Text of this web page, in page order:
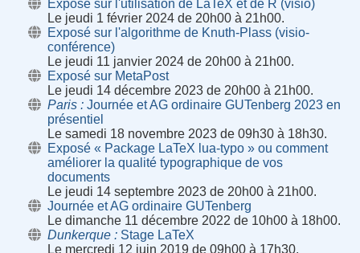
Exposé sur l'utilisation de LaTeX et de R (visio)
Le jeudi 1 février 2024 de 20h00 à 21h00.
Exposé sur l'algorithme de Knuth-Plass (visio-
conférence)
Le jeudi 11 janvier 2024 de 20h00 à 21h00.
Exposé sur MetaPost
Le jeudi 14 décembre 2023 de 20h00 à 21h00.
Paris
Journée et AG ordinaire GUTenberg 2023 en
présentiel
Le samedi 18 novembre 2023 de 09h30 à 18h30.
Exposé « Package LaTeX lua-typo » ou comment
améliorer la qualité typographique de vos
documents
Le jeudi 14 septembre 2023 de 20h00 à 21h00.
Journée et AG ordinaire GUTenberg
Le dimanche 11 décembre 2022 de 10h00 à 18h00.
Dunkerque
Stage LaTeX
Le mercredi 12 juin 2019 de 09h00 à 17h30.